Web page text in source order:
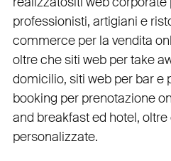
professionisti, artigiani e
commerceper la vendita
oltre chesiti web per take
domicilio, siti web per bare
booking per prenotazione
and breakfast ed hotel,
personalizzate.